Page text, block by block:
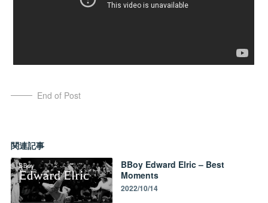
End of Post
関連記事
BBoy Edward Elric – Best
Moments
2022/10/14